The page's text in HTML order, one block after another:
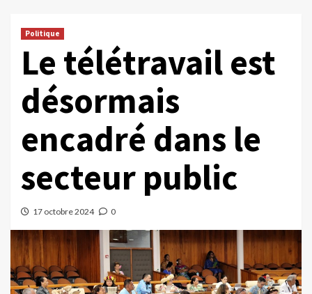
Politique
Le télétravail est
désormais
encadré dans le
secteur public
17 octobre 2024 0